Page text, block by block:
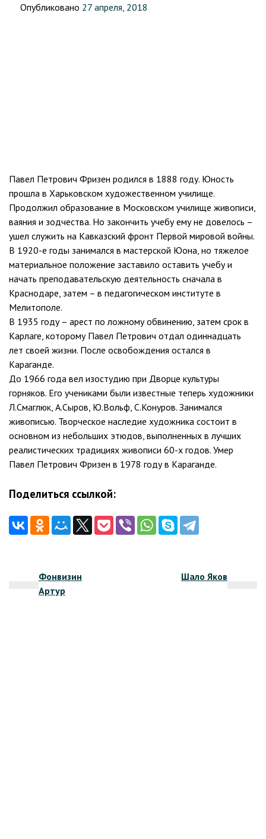
Опубликовано 27 апреля, 2018
Павел Петрович Фризен родился в 1888 году. Юность
прошла в Харьковском художественном училище.
Продолжил образование в Московском училище живописи,
ваяния и зодчества. Но закончить учебу ему не довелось –
ушел служить на Кавказский фронт Первой мировой войны.
В 1920-е годы занимался в мастерской Юона, но тяжелое
материальное положение заставило оставить учебу и
начать преподавательскую деятельность сначала в
Краснодаре, затем – в педагогическом институте в
Мелитополе.
В 1935 году – арест по ложному обвинению, затем срок в
Карлаге, которому Павел Петрович отдал одиннадцать
лет своей жизни. После освобождения остался в
Караганде.
До 1966 года вел изостудию при Дворце культуры
горняков. Его учениками были известные теперь художники
Л.Смаглюк, А.Сыров, Ю.Вольф, С.Конуров. Занимался
живописью. Творческое наследие художника состоит в
основном из небольших этюдов, выполненных в лучших
реалистических традициях живописи 60-х годов. Умер
Павел Петрович Фризен в 1978 году в Караганде.
Поделиться ссылкой:
Фонвизин
Артур
Шало Яков